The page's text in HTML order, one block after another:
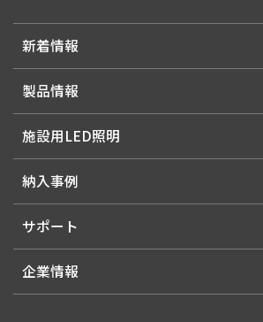
新着情報
製品情報
施設用LED照明
納入事例
サポート
企業情報